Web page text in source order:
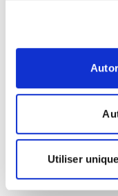
Utiliser